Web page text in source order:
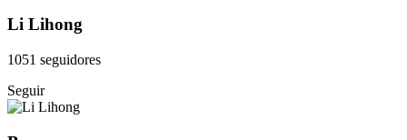
Li Lihong
1051 seguidores
Seguir